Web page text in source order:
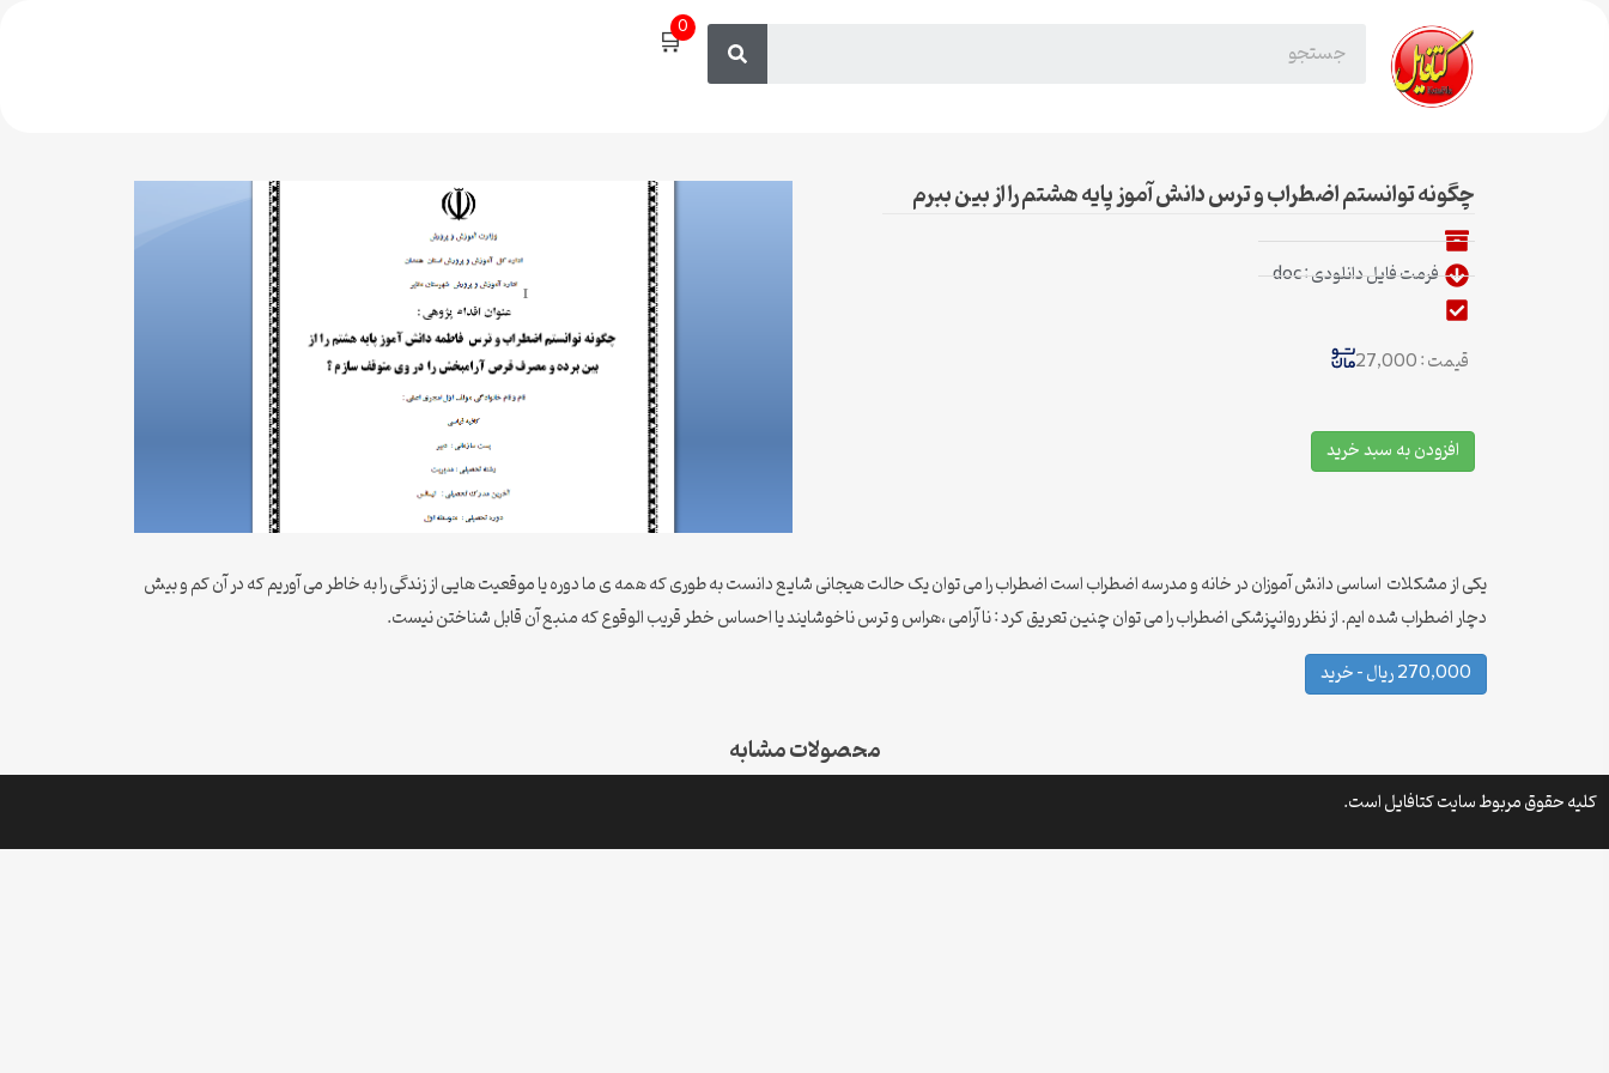
🛒0
چگونه توانستم اضطراب و ترس دانش آموز پایه هشتم را از بین ببرم
فرمت فایل دانلودی : doc
قیمت : 27,000
افزودن به سبد خرید
یکی از مشکلات اساسی دانش آموزان در خانه و مدرسه اضطراب است اضطراب را می توان یک حالت هیجانی شایع دانست به طوری که همه ی ما دوره یا موقعیت هایی از زندگی را به خاطر می آوریم که در آن کم و بیش
دچار اضطراب شده ایم. از نظر روانپزشکی اضطراب را می توان چنین تعریق کرد : ناآرامی ،هراس و ترس ناخوشایند یا احساس خطر قریب الوقوع که منبع آن قابل شناختن نیست.
270,000 ریال – خرید
محصولات مشابه
کلیه حقوق مربوط سایت کتافایل است.